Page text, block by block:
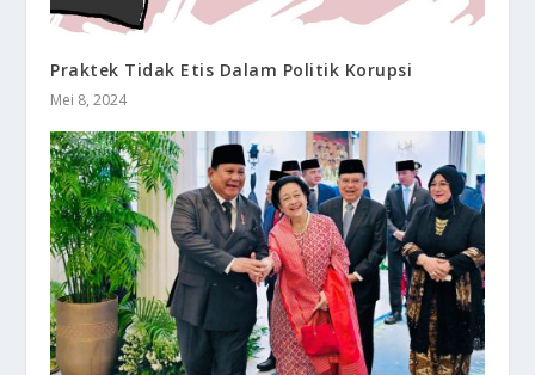
Praktek Tidak Etis Dalam Politik Korupsi
Mei 8, 2024